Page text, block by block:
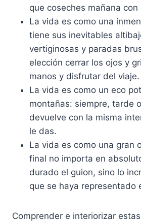
que coseches mañana con
La vida es como una
tiene sus inevitables
vertiginosas y paradas
elección cerrar los ojos y
manos y disfrutar del viaje.
La vida es como un eco
montañas: siempre, tarde
devuelve con la misma
le das.
La vida es como una gran
final no importa en
durado el guion, sino lo
que se haya representado
Comprender e interiorizar